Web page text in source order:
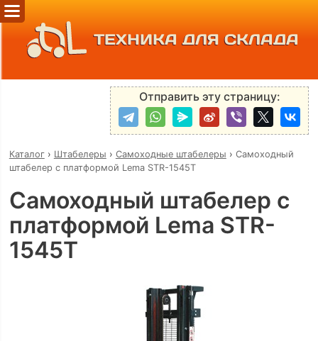
ТЕХНИКА ДЛЯ СКЛАДА
Отправить эту страницу:
Каталог› Штабелеры › Самоходные штабелеры › Самоходный
штабелер с платформой Lema STR-1545T
Самоходный штабелер с
платформой Lema STR-
1545T